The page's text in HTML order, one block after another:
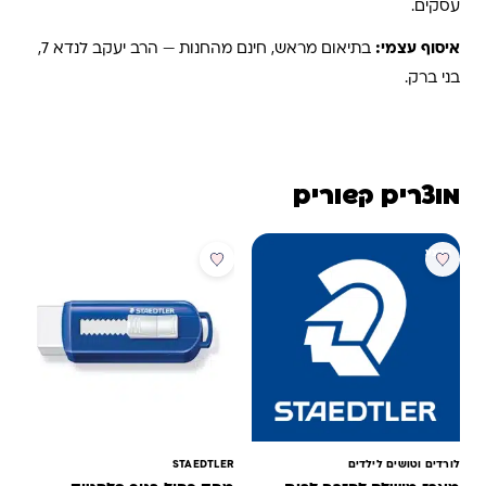
עסקים.
איסוף עצמי: בתיאום מראש, חינם מהחנות — הרב יעקב לנדא 7,
בני ברק.
מוצרים קשורים
מבצע
לורדים וטושים לילדים
מבצע
STAEDTLER